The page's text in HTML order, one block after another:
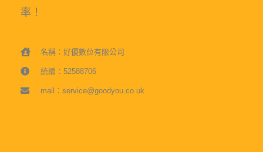
率！
名稱：好優數位有限公司
統編：52588706
mail：service@goodyou.co.uk